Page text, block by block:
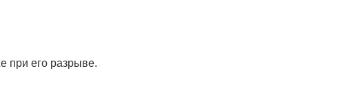
при его разрыве.